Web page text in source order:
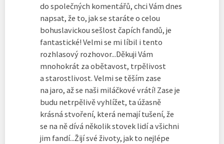
do společných komentářů, chci Vám dnes
napsat, že to, jak se staráte o celou
bohuslavickou sešlost čapích fandů, je
fantastické! Velmi se mi líbil i tento
rozhlasový rozhovor...Děkuji Vám
mnohokrát za obětavost, trpělivost
a starostlivost. Velmi se těším zase
na jaro, až se naši miláčkové vrátí! Zase je
budu netrpělivě vyhlížet, ta úžasně
krásná stvoření, která nemají tušení, že
se na ně dívá několik stovek lidí a všichni
jim fandí...Žijí své životy, jak to nejlépe